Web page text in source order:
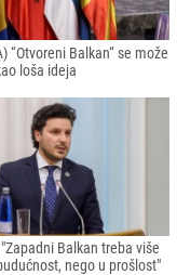
“Otvoreni Balkan“ se može
loša ideja
Balkan treba više
nego u prošlost"